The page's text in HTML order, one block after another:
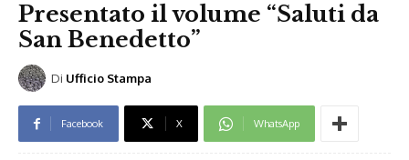
Presentato il volume “Saluti da
San Benedetto”
Di Ufficio Stampa
Facebook X WhatsApp